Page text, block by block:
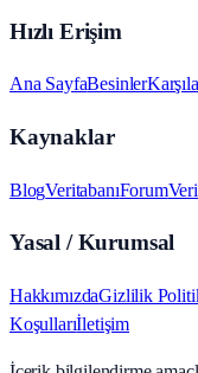
Hızlı Erişim
Ana SayfaBesinler
Kaynaklar
BlogVeritabanıForum
Yasal / Kurumsal
HakkımızdaGizlilik
Koşullarıİletişim